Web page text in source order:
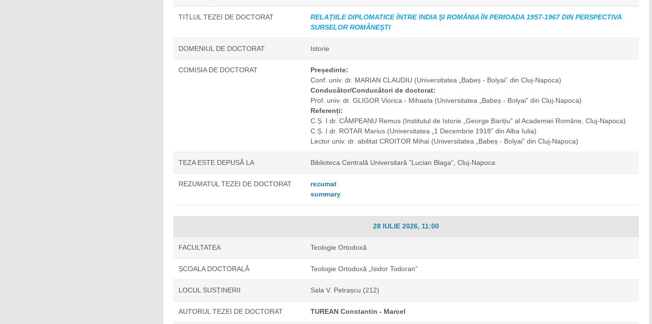
TITLUL TEZEI DE DOCTORAT
RELAȚIILE DIPLOMATICE ÎNTRE INDIA ȘI ROMÂNIA ÎN PERIOADA 1957-1967 DIN PERSPECTIVA
SURSELOR ROMÂNEȘTI
DOMENIUL DE DOCTORAT Istorie
COMISIA DE DOCTORAT
Președinte:
Conf. univ. dr. MARIAN CLAUDIU (Universitatea „Babeș - Bolyai” din Cluj-Napoca)
Conducător/Conducători de doctorat:
Prof. univ. dr. GLIGOR Viorica - Mihaela (Universitatea „Babeș - Bolyai” din Cluj-Napoca)
Referenți:
C.Ș. I dr. CÂMPEANU Remus (Institutul de Istorie „George Barițiu” al Academiei Române, Cluj-Napoca)
C.Ș. I dr. ROTAR Marius (Universitatea „1 Decembrie 1918” din Alba Iulia)
Lector univ. dr. abilitat CROITOR Mihai (Universitatea „Babeș - Bolyai” din Cluj-Napoca)
TEZA ESTE DEPUSĂ LA Biblioteca Centrală Universitară ”Lucian Blaga”, Cluj-Napoca
REZUMATUL TEZEI DE DOCTORAT
rezumat
summary
28 IULIE 2026, 11:00
FACULTATEA Teologie Ortodoxă
ȘCOALA DOCTORALĂ Teologie Ortodoxă „Isidor Todoran”
LOCUL SUSȚINERII Sala V. Petrașcu (212)
AUTORUL TEZEI DE DOCTORAT TUREAN Constantin - Marcel